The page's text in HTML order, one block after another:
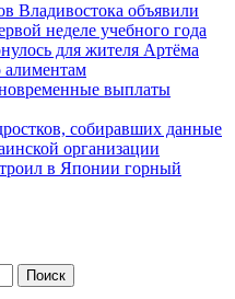
Владивостока объявили
неделе учебного года
для жителя Артёма
выплаты
собиравших данные
организации
в Японии горный